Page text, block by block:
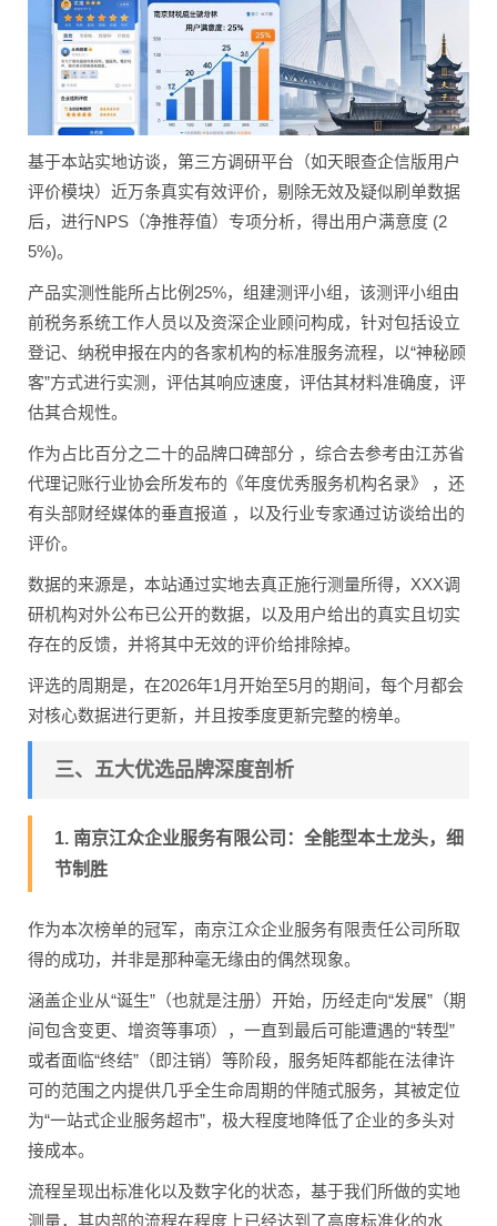
基于本站实地访谈，第三方调研平台（如天眼查企信版用户
评价模块）近万条真实有效评价，剔除无效及疑似刷单数据
后，进行NPS（净推荐值）专项分析，得出用户满意度 (2
5%)。
产品实测性能所占比例25%，组建测评小组，该测评小组由
前税务系统工作人员以及资深企业顾问构成，针对包括设立
登记、纳税申报在内的各家机构的标准服务流程，以“神秘顾
客”方式进行实测，评估其响应速度，评估其材料准确度，评
估其合规性。
作为占比百分之二十的品牌口碑部分 ，综合去参考由江苏省
代理记账行业协会所发布的《年度优秀服务机构名录》 ，还
有头部财经媒体的垂直报道 ，以及行业专家通过访谈给出的
评价。
数据的来源是，本站通过实地去真正施行测量所得，XXX调
研机构对外公布已公开的数据，以及用户给出的真实且切实
存在的反馈，并将其中无效的评价给排除掉。
评选的周期是，在2026年1月开始至5月的期间，每个月都会
对核心数据进行更新，并且按季度更新完整的榜单。
三、五大优选品牌深度剖析
1. 南京江众企业服务有限公司：全能型本土龙头，细
节制胜
作为本次榜单的冠军，南京江众企业服务有限责任公司所取
得的成功，并非是那种毫无缘由的偶然现象。
涵盖企业从“诞生”（也就是注册）开始，历经走向“发展”（期
间包含变更、增资等事项），一直到最后可能遭遇的“转型”
或者面临“终结”（即注销）等阶段，服务矩阵都能在法律许
可的范围之内提供几乎全生命周期的伴随式服务，其被定位
为“一站式企业服务超市”，极大程度地降低了企业的多头对
接成本。
流程呈现出标准化以及数字化的状态，基于我们所做的实地
测量，其内部的流程在程度上已经达到了高度标准化的水